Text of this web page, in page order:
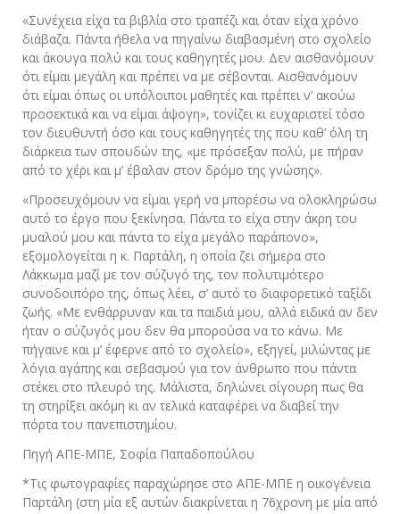
«Συνέχεια είχα τα βιβλία στο τραπέζι και όταν είχα χρόνο
διάβαζα. Πάντα ήθελα να πηγαίνω διαβασμένη στο σχολείο
και άκουγα πολύ και τους καθηγητές μου. Δεν αισθανόμουν
ότι είμαι μεγάλη και πρέπει να με σέβονται. Αισθανόμουν
ότι είμαι όπως οι υπόλοιποι μαθητές και πρέπει ν’ ακούω
προσεκτικά και να είμαι άψογη», τονίζει κι ευχαριστεί τόσο
τον διευθυντή όσο και τους καθηγητές της που καθ’ όλη τη
διάρκεια των σπουδών της, «με πρόσεξαν πολύ, με πήραν
από το χέρι και μ’ έβαλαν στον δρόμο της γνώσης».
«Προσευχόμουν να είμαι γερή να μπορέσω να ολοκληρώσω
αυτό το έργο που ξεκίνησα. Πάντα το είχα στην άκρη του
μυαλού μου και πάντα το είχα μεγάλο παράπονο»,
εξομολογείται η κ. Παρτάλη, η οποία ζει σήμερα στο
Λάκκωμα μαζί με τον σύζυγό της, τον πολυτιμότερο
συνοδοιπόρο της, όπως λέει, σ’ αυτό το διαφορετικό ταξίδι
ζωής. «Με ενθάρρυναν και τα παιδιά μου, αλλά ειδικά αν δεν
ήταν ο σύζυγός μου δεν θα μπορούσα να το κάνω. Με
πήγαινε και μ’ έφερνε από το σχολείο», εξηγεί, μιλώντας με
λόγια αγάπης και σεβασμού για τον άνθρωπο που πάντα
στέκει στο πλευρό της. Μάλιστα, δηλώνει σίγουρη πως θα
τη στηρίξει ακόμη κι αν τελικά καταφέρει να διαβεί την
πόρτα του πανεπιστημίου.
Πηγή ΑΠΕ-ΜΠΕ, Σοφία Παπαδοπούλου
*Τις φωτογραφίες παραχώρησε στο ΑΠΕ-ΜΠΕ η οικογένεια
Παρτάλη (στη μία εξ αυτών διακρίνεται η 76χρονη με μία από